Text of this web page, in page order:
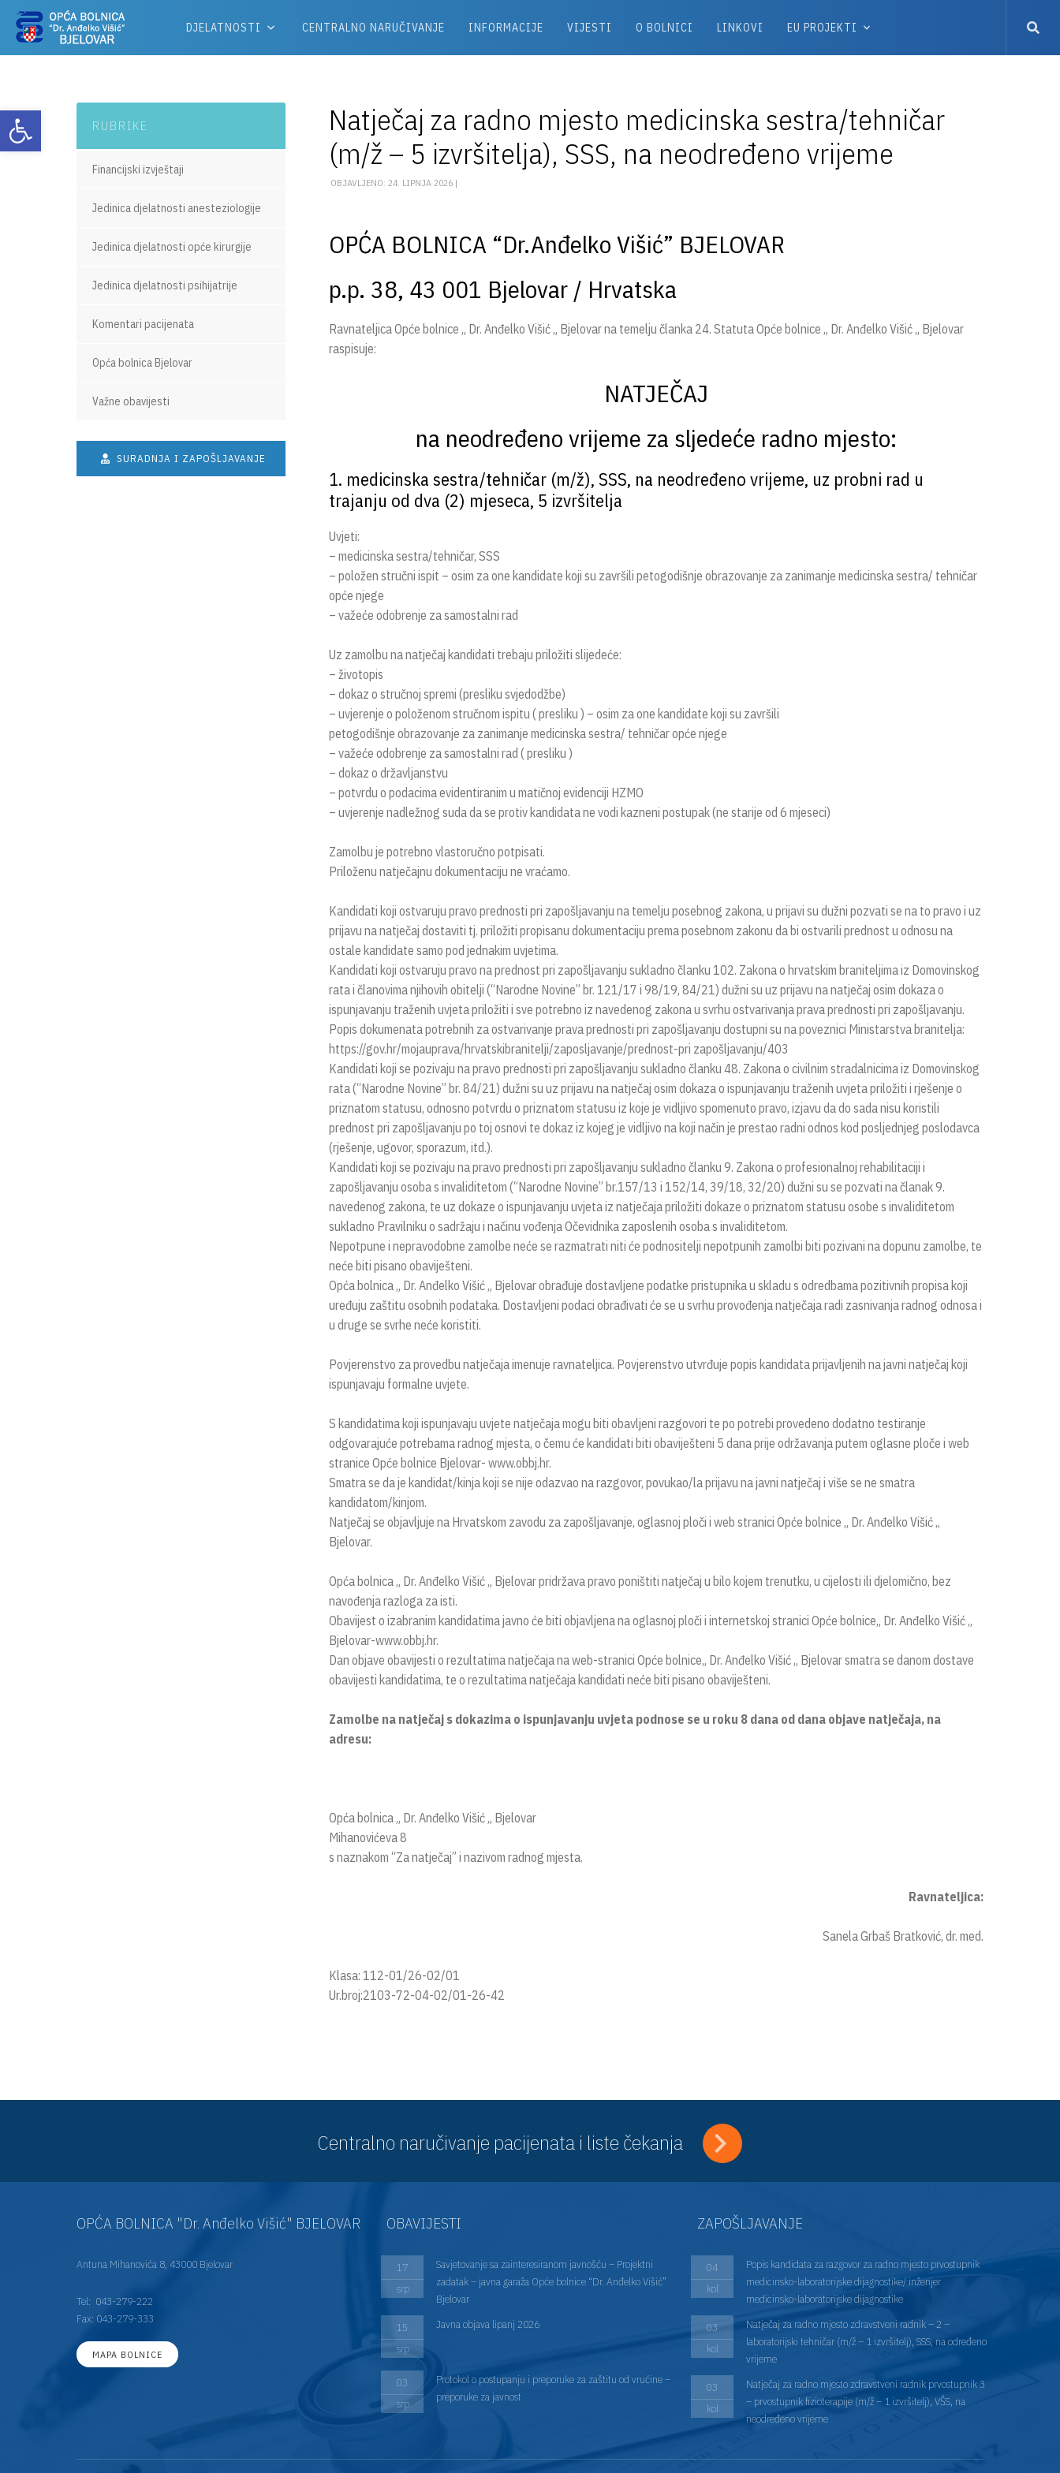
Otvori alatnu traku
DJELATNOSTI CENTRALNO NARUČIVANJE INFORMACIJE VIJESTI O BOLNICI LINKOVI EU PROJEKTI
Natječaj za radno mjesto medicinska sestra/tehničar
(m/ž – 5 izvršitelja), SSS, na neodređeno vrijeme
OBJAVLJENO: 24. LIPNJA 2026 |
OPĆA BOLNICA “Dr.Anđelko Višić” BJELOVAR
p.p. 38, 43 001 Bjelovar / Hrvatska
Ravnateljica Opće bolnice „ Dr. Anđelko Višić „ Bjelovar na temelju članka 24. Statuta Opće bolnice „ Dr. Anđelko Višić „ Bjelovar
raspisuje:
NATJEČAJ
na neodređeno vrijeme za sljedeće radno mjesto:
1. medicinska sestra/tehničar (m/ž), SSS, na neodređeno vrijeme, uz probni rad u
trajanju od dva (2) mjeseca, 5 izvršitelja
Uvjeti:
– medicinska sestra/tehničar, SSS
– položen stručni ispit – osim za one kandidate koji su završili petogodišnje obrazovanje za zanimanje medicinska sestra/ tehničar
opće njege
– važeće odobrenje za samostalni rad
Uz zamolbu na natječaj kandidati trebaju priložiti slijedeće:
– životopis
– dokaz o stručnoj spremi (presliku svjedodžbe)
– uvjerenje o položenom stručnom ispitu ( presliku ) – osim za one kandidate koji su završili
petogodišnje obrazovanje za zanimanje medicinska sestra/ tehničar opće njege
– važeće odobrenje za samostalni rad ( presliku )
– dokaz o državljanstvu
– potvrdu o podacima evidentiranim u matičnoj evidenciji HZMO
– uvjerenje nadležnog suda da se protiv kandidata ne vodi kazneni postupak (ne starije od 6 mjeseci)
Zamolbu je potrebno vlastoručno potpisati.
Priloženu natječajnu dokumentaciju ne vraćamo.
Kandidati koji ostvaruju pravo prednosti pri zapošljavanju na temelju posebnog zakona, u prijavi su dužni pozvati se na to pravo i uz
prijavu na natječaj dostaviti tj. priložiti propisanu dokumentaciju prema posebnom zakonu da bi ostvarili prednost u odnosu na
ostale kandidate samo pod jednakim uvjetima.
Kandidati koji ostvaruju pravo na prednost pri zapošljavanju sukladno članku 102. Zakona o hrvatskim braniteljima iz Domovinskog
rata i članovima njihovih obitelji (“Narodne Novine” br. 121/17 i 98/19, 84/21) dužni su uz prijavu na natječaj osim dokaza o
ispunjavanju traženih uvjeta priložiti i sve potrebno iz navedenog zakona u svrhu ostvarivanja prava prednosti pri zapošljavanju.
Popis dokumenata potrebnih za ostvarivanje prava prednosti pri zapošljavanju dostupni su na poveznici Ministarstva branitelja:
https://gov.hr/mojauprava/hrvatskibranitelji/zaposljavanje/prednost-pri zapošljavanju/403
Kandidati koji se pozivaju na pravo prednosti pri zapošljavanju sukladno članku 48. Zakona o civilnim stradalnicima iz Domovinskog
rata (“Narodne Novine” br. 84/21) dužni su uz prijavu na natječaj osim dokaza o ispunjavanju traženih uvjeta priložiti i rješenje o
priznatom statusu, odnosno potvrdu o priznatom statusu iz koje je vidljivo spomenuto pravo, izjavu da do sada nisu koristili
prednost pri zapošljavanju po toj osnovi te dokaz iz kojeg je vidljivo na koji način je prestao radni odnos kod posljednjeg poslodavca
(rješenje, ugovor, sporazum, itd.).
Kandidati koji se pozivaju na pravo prednosti pri zapošljavanju sukladno članku 9. Zakona o profesionalnoj rehabilitaciji i
zapošljavanju osoba s invaliditetom (“Narodne Novine” br.157/13 i 152/14, 39/18, 32/20) dužni su se pozvati na članak 9.
navedenog zakona, te uz dokaze o ispunjavanju uvjeta iz natječaja priložiti dokaze o priznatom statusu osobe s invaliditetom
sukladno Pravilniku o sadržaju i načinu vođenja Očevidnika zaposlenih osoba s invaliditetom.
Nepotpune i nepravodobne zamolbe neće se razmatrati niti će podnositelji nepotpunih zamolbi biti pozivani na dopunu zamolbe, te
neće biti pisano obaviješteni.
Opća bolnica „ Dr. Anđelko Višić „ Bjelovar obrađuje dostavljene podatke pristupnika u skladu s odredbama pozitivnih propisa koji
uređuju zaštitu osobnih podataka. Dostavljeni podaci obrađivati će se u svrhu provođenja natječaja radi zasnivanja radnog odnosa i
u druge se svrhe neće koristiti.
Povjerenstvo za provedbu natječaja imenuje ravnateljica. Povjerenstvo utvrđuje popis kandidata prijavljenih na javni natječaj koji
ispunjavaju formalne uvjete.
S kandidatima koji ispunjavaju uvjete natječaja mogu biti obavljeni razgovori te po potrebi provedeno dodatno testiranje
odgovarajuće potrebama radnog mjesta, o čemu će kandidati biti obaviješteni 5 dana prije održavanja putem oglasne ploče i web
stranice Opće bolnice Bjelovar- www.obbj.hr.
Smatra se da je kandidat/kinja koji se nije odazvao na razgovor, povukao/la prijavu na javni natječaj i više se ne smatra
kandidatom/kinjom.
Natječaj se objavljuje na Hrvatskom zavodu za zapošljavanje, oglasnoj ploči i web stranici Opće bolnice „ Dr. Anđelko Višić „
Bjelovar.
Opća bolnica „ Dr. Anđelko Višić „ Bjelovar pridržava pravo poništiti natječaj u bilo kojem trenutku, u cijelosti ili djelomično, bez
navođenja razloga za isti.
Obavijest o izabranim kandidatima javno će biti objavljena na oglasnoj ploči i internetskoj stranici Opće bolnice„ Dr. Anđelko Višić „
Bjelovar-www.obbj.hr.
Dan objave obavijesti o rezultatima natječaja na web-stranici Opće bolnice„ Dr. Anđelko Višić „ Bjelovar smatra se danom dostave
obavijesti kandidatima, te o rezultatima natječaja kandidati neće biti pisano obaviješteni.
Zamolbe na natječaj s dokazima o ispunjavanju uvjeta podnose se u roku 8 dana od dana objave natječaja, na
adresu:
Opća bolnica „ Dr. Anđelko Višić „ Bjelovar
Mihanovićeva 8
s naznakom “Za natječaj” i nazivom radnog mjesta.
Ravnateljica:
Sanela Grbaš Bratković, dr. med.
Klasa: 112-01/26-02/01
Ur.broj:2103-72-04-02/01-26-42
RUBRIKE
Financijski izvještaji
Jedinica djelatnosti anesteziologije
Jedinica djelatnosti opće kirurgije
Jedinica djelatnosti psihijatrije
Komentari pacijenata
Opća bolnica Bjelovar
Važne obavijesti
SURADNJA I ZAPOŠLJAVANJE
Centralno naručivanje pacijenata i liste čekanja
OPĆA BOLNICA "Dr. Anđelko Višić" BJELOVAR
Antuna Mihanovića 8, 43000 Bjelovar
Tel: 043-279-222
Fax: 043-279-333
MAPA BOLNICE
OBAVIJESTI
17
srp
Savjetovanje sa zainteresiranom javnošću – Projektni
zadatak – javna garaža Opće bolnice “Dr. Anđelko Višić”
Bjelovar
15
srp
Javna objava lipanj 2026
03
srp
Protokol o postupanju i preporuke za zaštitu od vrućine –
preporuke za javnost
ZAPOŠLJAVANJE
04
kol
Popis kandidata za razgovor za radno mjesto prvostupnik
medicinsko-laboratorijske dijagnostike/ inženjer
medicinsko-laboratorijske dijagnostike
03
kol
Natječaj za radno mjesto zdravstveni radnik – 2 –
laboratorijski tehničar (m/ž – 1 izvršitelj), SSS, na određeno
vrijeme
03
kol
Natječaj za radno mjesto zdravstveni radnik prvostupnik 3
– prvostupnik fizioterapije (m/ž – 1 izvršitelj), VŠS, na
neodređeno vrijeme